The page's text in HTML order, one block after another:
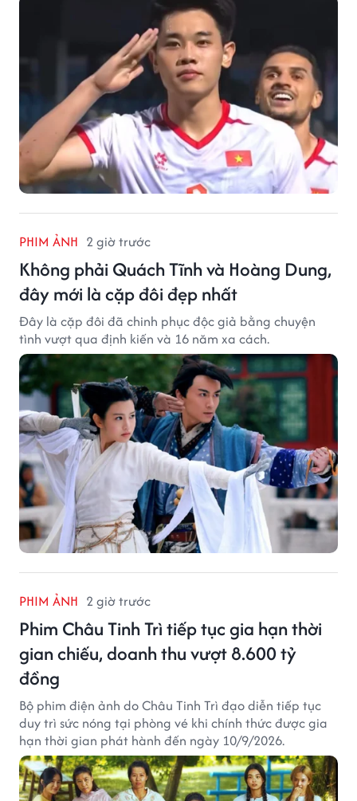
PHIM ẢNH 2 giờ trước
Không phải Quách Tĩnh và Hoàng Dung,
đây mới là cặp đôi đẹp nhất
Đây là cặp đôi đã chinh phục độc giả bằng chuyện
tình vượt qua định kiến và 16 năm xa cách.
PHIM ẢNH 2 giờ trước
Phim Châu Tinh Trì tiếp tục gia hạn thời
gian chiếu, doanh thu vượt 8.600 tỷ
đồng
Bộ phim điện ảnh do Châu Tinh Trì đạo diễn tiếp tục
duy trì sức nóng tại phòng vé khi chính thức được gia
hạn thời gian phát hành đến ngày 10/9/2026.